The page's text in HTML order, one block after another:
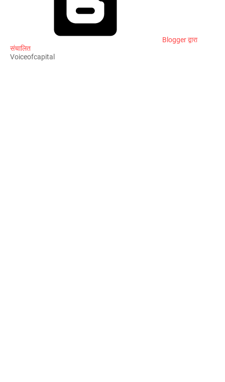
Blogger द्वारा
संचालित
Voiceofcapital